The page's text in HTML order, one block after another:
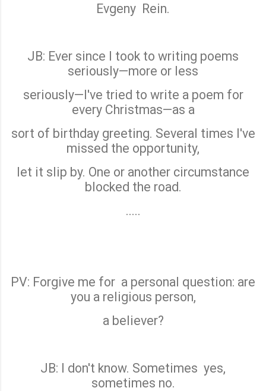
Evgeny Rein.
JB: Ever since I took to writing poems
seriously—more or less
seriously—I've tried to write a poem for
every Christmas—as a
sort of birthday greeting. Several times I've
missed the opportunity,
let it slip by. One or another circumstance
blocked the road.
.....
PV: Forgive me for a personal question: are
you a religious person,
a believer?
JB: I don't know. Sometimes yes,
sometimes no.